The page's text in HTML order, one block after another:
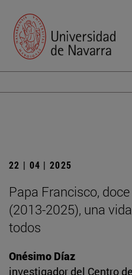
22 | 04 | 2025
Papa Francisco,
(2013-2025), una
todos
Onésimo Díaz
investigador del Centro